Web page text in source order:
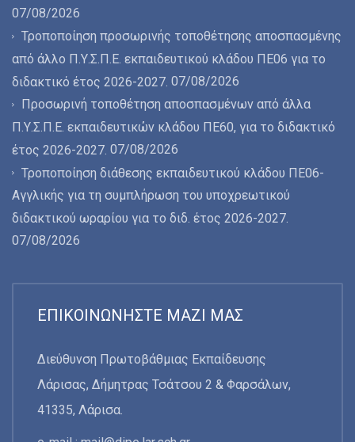
07/08/2026
Τροποποίηση προσωρινής τοποθέτησης αποσπασμένης
από άλλο Π.Υ.Σ.Π.Ε. εκπαιδευτικού κλάδου ΠΕ06 για το
διδακτικό έτος 2026-2027. 07/08/2026
Προσωρινή τοποθέτηση αποσπασμένων από άλλα
Π.Υ.Σ.Π.Ε. εκπαιδευτικών κλάδου ΠΕ60, για το διδακτικό
έτος 2026-2027. 07/08/2026
Τροποποίηση διάθεσης εκπαιδευτικού κλάδου ΠΕ06-
Αγγλικής για τη συμπλήρωση του υποχρεωτικού
διδακτικού ωραρίου για το διδ. έτος 2026-2027.
07/08/2026
ΕΠΙΚΟΙΝΩΝΉΣΤΕ ΜΑΖΊ ΜΑΣ
Διεύθυνση Πρωτοβάθμιας Εκπαίδευσης
Λάρισας, Δήμητρας Τσάτσου 2 & Φαρσάλων,
41335, Λάρισα.